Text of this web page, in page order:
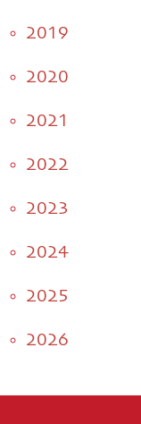
2019
2020
2021
2022
2023
2024
2025
2026